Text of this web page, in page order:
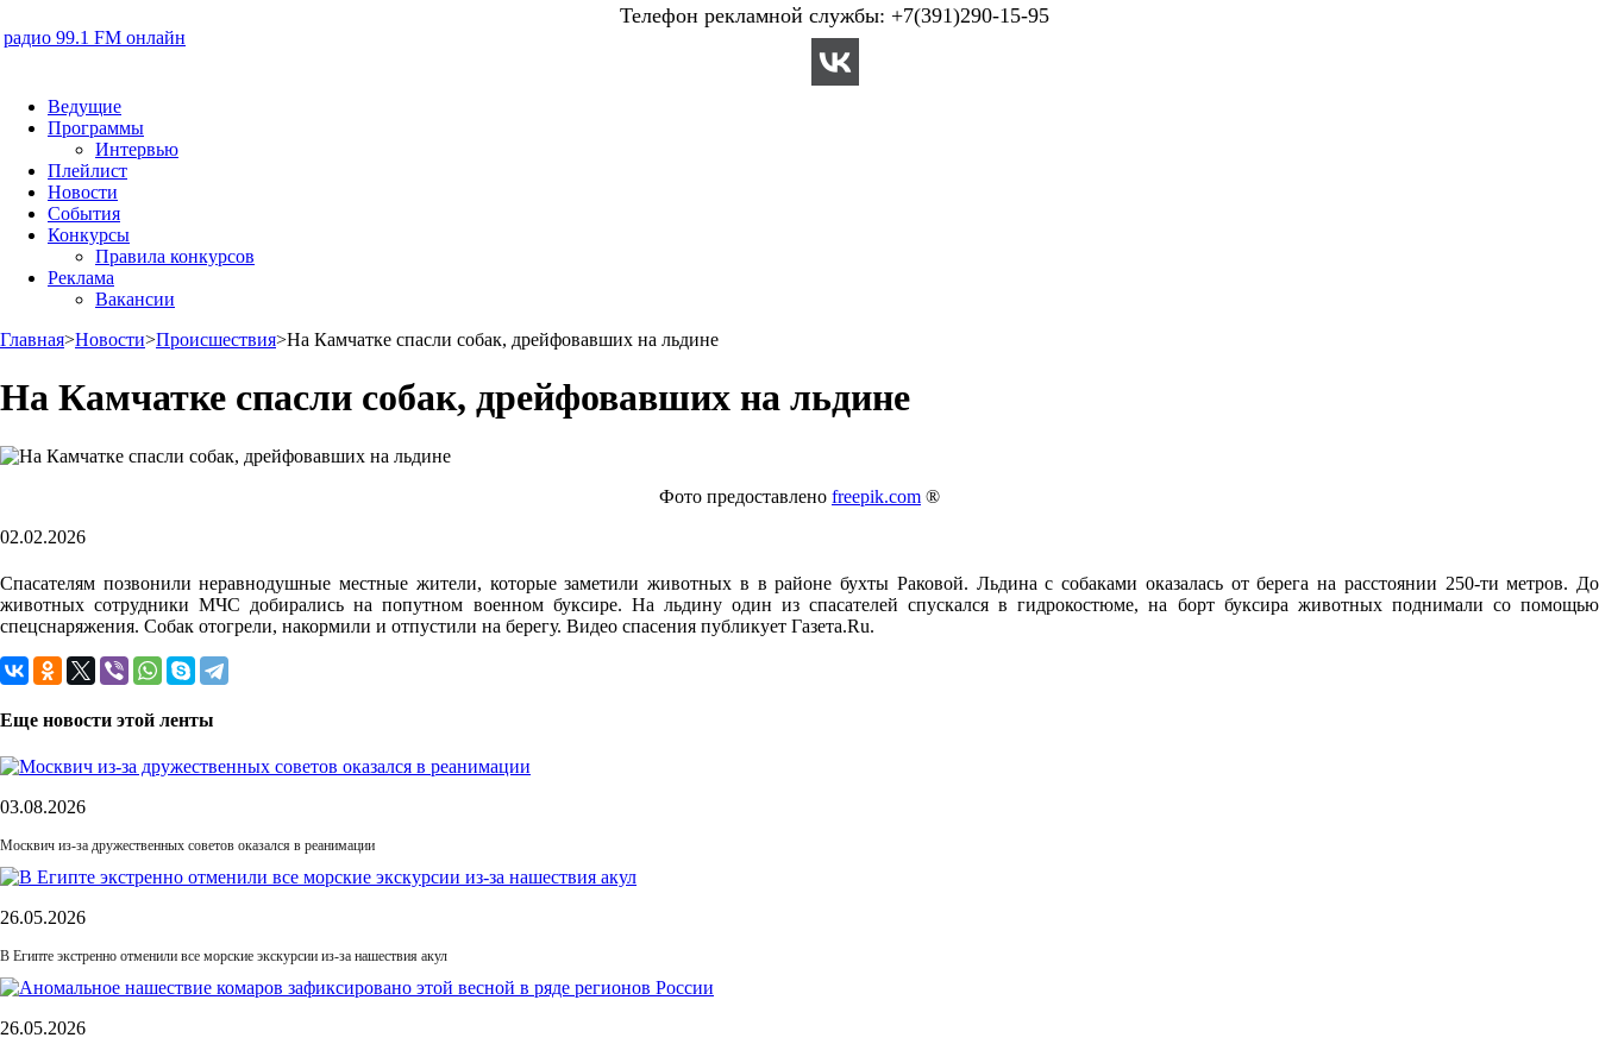
радио 99.1 FM онлайн
Телефон рекламной службы: +7(391)290-15-95
Ведущие
Программы
Интервью
Плейлист
Новости
События
Конкурсы
Правила конкурсов
Реклама
Вакансии
Главная>Новости>Происшествия>На Камчатке спасли собак, дрейфовавших на льдине
На Камчатке спасли собак, дрейфовавших на льдине
Фото предоставлено freepik.com ®
02.02.2026
Спасателям позвонили неравнодушные местные жители, которые заметили животных в в районе бухты Раковой. Льдина с собаками оказалась от берега на расстоянии 250-ти метров. До
животных сотрудники МЧС добирались на попутном военном буксире. На льдину один из спасателей спускался в гидрокостюме, на борт буксира животных поднимали со помощью
спецснаряжения. Собак отогрели, накормили и отпустили на берегу. Видео спасения публикует Газета.Ru.
Еще новости этой ленты
03.08.2026
Москвич из-за дружественных советов оказался в реанимации
26.05.2026
В Египте экстренно отменили все морские экскурсии из-за нашествия акул
26.05.2026